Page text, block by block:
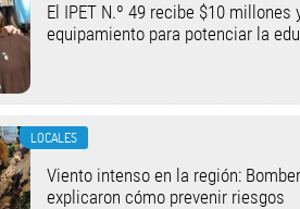
El IPET N.º 49 recibe $10 millones
equipamiento para potenciar la
LOCALES
Viento intenso en la región:
explicaron cómo prevenir riesgos